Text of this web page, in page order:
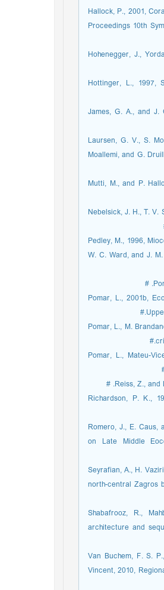
Hallock, P., 2001,
Proceedings 10th
Hohenegger, J.,
Hottinger, L., 1997,
James, G. A., and J.
Laursen, G. V., S.
Moallemi, and G.
Mutti, M., and P.
Nebelsick, J. H., T.
Pedley, M., 1996,
W. C. Ward, and J.
Pomar, L., 2001b,
Pomar, L., M.
Pomar, L., Mateu-
Reiss, Z., and
Richardson, P. K.,
Romero, J., E.
on Late Middle
Seyrafian, A., H.
north-central Zagros
Shabafrooz, R.,
architecture and
Van Buchem, F. S.
Vincent, 2010,